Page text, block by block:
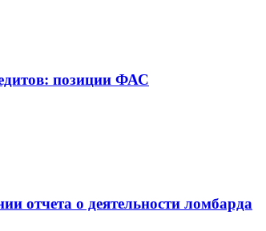
позиции ФАС
отчета о деятельности ломбарда